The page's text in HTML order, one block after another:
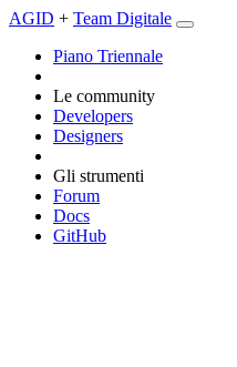
AGID + Team Digitale
Piano Triennale
Le community
Developers
Designers
Gli strumenti
Forum
Docs
GitHub